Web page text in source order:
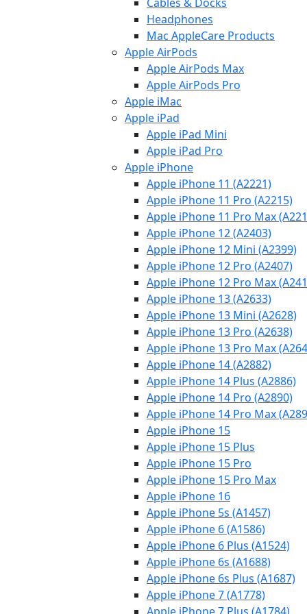
Headphones
Mac AppleCare Products
Apple AirPods
Apple AirPods Max
Apple AirPods Pro
Apple iMac
Apple iPad
Apple iPad Mini
Apple iPad Pro
Apple iPhone
Apple iPhone 11 (A2221)
Apple iPhone 11 Pro (A2215)
Apple iPhone 11 Pro Max
Apple iPhone 12 (A2403)
Apple iPhone 12 Mini (A2399)
Apple iPhone 12 Pro (A2407)
Apple iPhone 12 Pro Max
Apple iPhone 13 (A2633)
Apple iPhone 13 Mini (A2628)
Apple iPhone 13 Pro (A2638)
Apple iPhone 13 Pro Max
Apple iPhone 14 (A2882)
Apple iPhone 14 Plus (A2886)
Apple iPhone 14 Pro (A2890)
Apple iPhone 14 Pro Max
Apple iPhone 15
Apple iPhone 15 Plus
Apple iPhone 15 Pro
Apple iPhone 15 Pro Max
Apple iPhone 16
Apple iPhone 5s (A1457)
Apple iPhone 6 (A1586)
Apple iPhone 6 Plus (A1524)
Apple iPhone 6s (A1688)
Apple iPhone 6s Plus (A1687)
Apple iPhone 7 (A1778)